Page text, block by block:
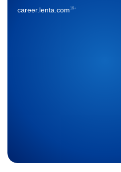
career.lenta.com16+